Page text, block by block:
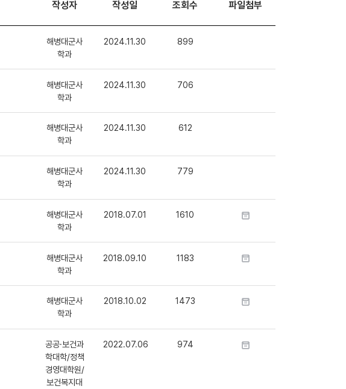
작성자 작성일 조회수 파일첨부
해병대군사
학과
2024.11.30 899
해병대군사
학과
2024.11.30 706
해병대군사
학과
2024.11.30 612
해병대군사
학과
2024.11.30 779
해병대군사
학과
2018.07.01 1610
해병대군사
학과
2018.09.10 1183
해병대군사
학과
2018.10.02 1473
공공·보건과
학대학/정책
경영대학원/
보건복지대
2022.07.06 974